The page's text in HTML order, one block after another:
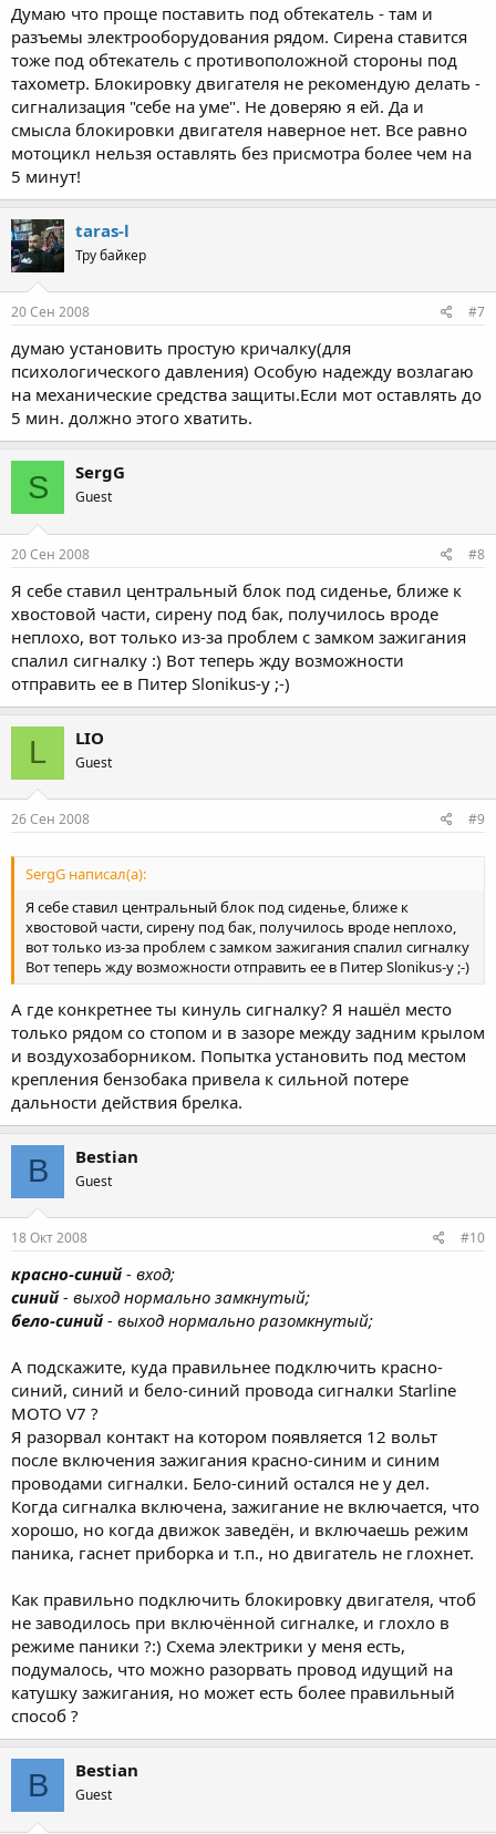
Думаю что проще поставить под обтекатель - там и
разъемы электрооборудования рядом. Сирена ставится
тоже под обтекатель с противоположной стороны под
тахометр. Блокировку двигателя не рекомендую делать -
сигнализация "себе на уме". Не доверяю я ей. Да и
смысла блокировки двигателя наверное нет. Все равно
мотоцикл нельзя оставлять без присмотра более чем на
5 минут!
taras-l
Тру байкер
20 Сен 2008 #7
думаю установить простую кричалку(для
психологического давления) Особую надежду возлагаю
на механические средства защиты.Если мот оставлять до
5 мин. должно этого хватить.
S SergG
Guest
20 Сен 2008 #8
Я себе ставил центральный блок под сиденье, ближе к
хвостовой части, сирену под бак, получилось вроде
неплохо, вот только из-за проблем с замком зажигания
спалил сигналку :) Вот теперь жду возможности
отправить ее в Питер Slonikus-у ;-)
L LIO
Guest
26 Сен 2008 #9
SergG написал(а):
Я себе ставил центральный блок под сиденье, ближе к
хвостовой части, сирену под бак, получилось вроде неплохо,
вот только из-за проблем с замком зажигания спалил сигналку
Вот теперь жду возможности отправить ее в Питер Slonikus-у ;-)
А где конкретнее ты кинуль сигналку? Я нашёл место
только рядом со стопом и в зазоре между задним крылом
и воздухозаборником. Попытка установить под местом
крепления бензобака привела к сильной потере
дальности действия брелка.
B Bestian
Guest
18 Окт 2008 #10
красно-синий- вход;
синий- выход нормально замкнутый;
бело-синий- выход нормально разомкнутый;
А подскажите, куда правильнее подключить красно-
синий, синий и бело-синий провода сигналки Starline
MOTO V7 ?
Я разорвал контакт на котором появляется 12 вольт
после включения зажигания красно-синим и синим
проводами сигналки. Бело-синий остался не у дел.
Когда сигналка включена, зажигание не включается, что
хорошо, но когда движок заведён, и включаешь режим
паника, гаснет приборка и т.п., но двигатель не глохнет.
Как правильно подключить блокировку двигателя, чтоб
не заводилось при включённой сигналке, и глохло в
режиме паники ?:) Схема электрики у меня есть,
подумалось, что можно разорвать провод идущий на
катушку зажигания, но может есть более правильный
способ ?
B Bestian
Guest